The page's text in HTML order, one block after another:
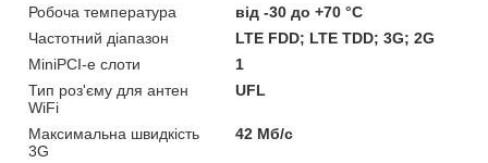
Робоча температура
від -30 до +70 °C
Частотний діапазон
LTE FDD; LTE TDD; 3G; 2G
MiniPCI-e слоти
1
Тип роз'єму для антен
WiFі
UFL
Максимальна швидкість
3G
42 Мб/с